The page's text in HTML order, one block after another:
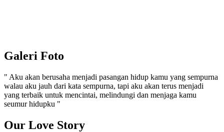
Galeri Foto
" Aku akan berusaha menjadi pasangan hidup kamu yang sempurna
walau aku jauh dari kata sempurna, tapi aku akan terus menjadi
yang terbaik untuk mencintai, melindungi dan menjaga kamu
seumur hidupku "
Our Love Story